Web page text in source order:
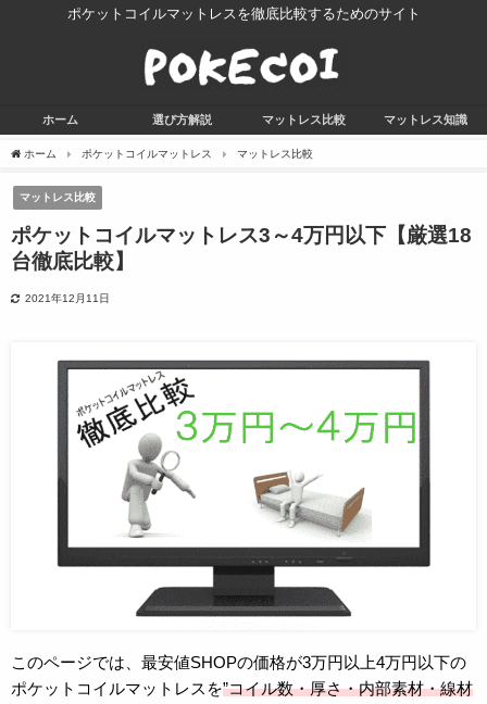
ポケットコイルマットレスを徹底比較するためのサイト
ホーム 選び方解説 マットレス比較 マットレス知識
ホーム ポケットコイルマットレス マットレス比較
マットレス比較
ポケットコイルマットレス3～4万円以下【厳選18
台徹底比較】
2021年12月11日
このページでは、最安値SHOPの価格が3万円以上4万円以下の
ポケットコイルマットレスを”コイル数・厚さ・内部素材・線材